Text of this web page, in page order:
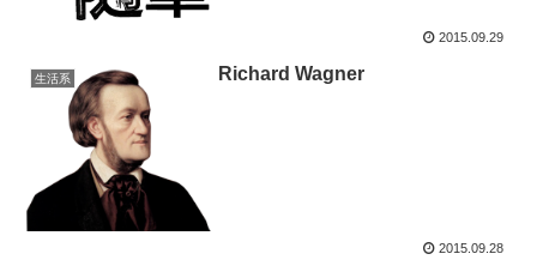
2015.09.29
生活系 Richard Wagner
2015.09.28